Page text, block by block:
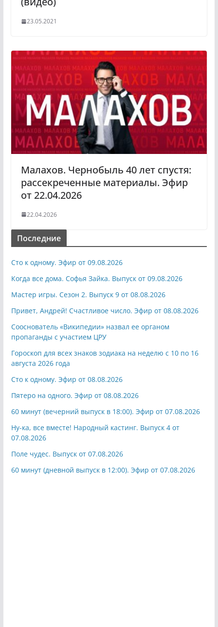
23.05.2021
Малахов. Чернобыль 40 лет спустя:
рассекреченные материалы. Эфир
от 22.04.2026
22.04.2026
Последние
Сто к одному. Эфир от 09.08.2026
Когда все дома. Софья Зайка. Выпуск от 09.08.2026
Мастер игры. Сезон 2. Выпуск 9 от 08.08.2026
Привет, Андрей! Счастливое число. Эфир от 08.08.2026
Сооснователь «Википедии» назвал ее органом
пропаганды с участием ЦРУ
Гороскоп для всех знаков зодиака на неделю с 10 по 16
августа 2026 года
Сто к одному. Эфир от 08.08.2026
Пятеро на одного. Эфир от 08.08.2026
60 минут (вечерний выпуск в 18:00). Эфир от 07.08.2026
Ну-ка, все вместе! Народный кастинг. Выпуск 4 от
07.08.2026
Поле чудес. Выпуск от 07.08.2026
60 минут (дневной выпуск в 12:00). Эфир от 07.08.2026